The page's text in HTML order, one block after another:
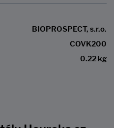
BIOPROSPECT, s.r.o.
COVK200
0.22 kg